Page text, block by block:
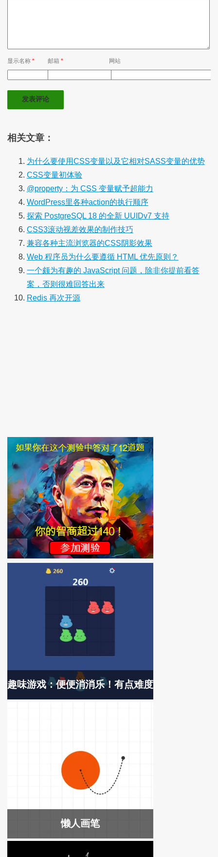
显示名称 * 网站
邮箱*
相关文章：
为什么要使用CSS变量以及它相对SASS变量的优势
CSS变量初体验
@property：为 CSS 变量赋予超能力
WordPress里各种action的执行顺序
探索 PostgreSQL 18 的全新 UUIDv7 支持
CSS3滚动视差效果的制作技巧
兼容各种主流浏览器的CSS阴影效果
Web 程序员为什么要遵循 HTML 优先原则？
一个颇为有趣的 JavaScript 问题，除非你提前看答
案，否则很难回答出来
Redis 再次开源
趣味游戏：便便消消乐！有点难度
懒人画笔